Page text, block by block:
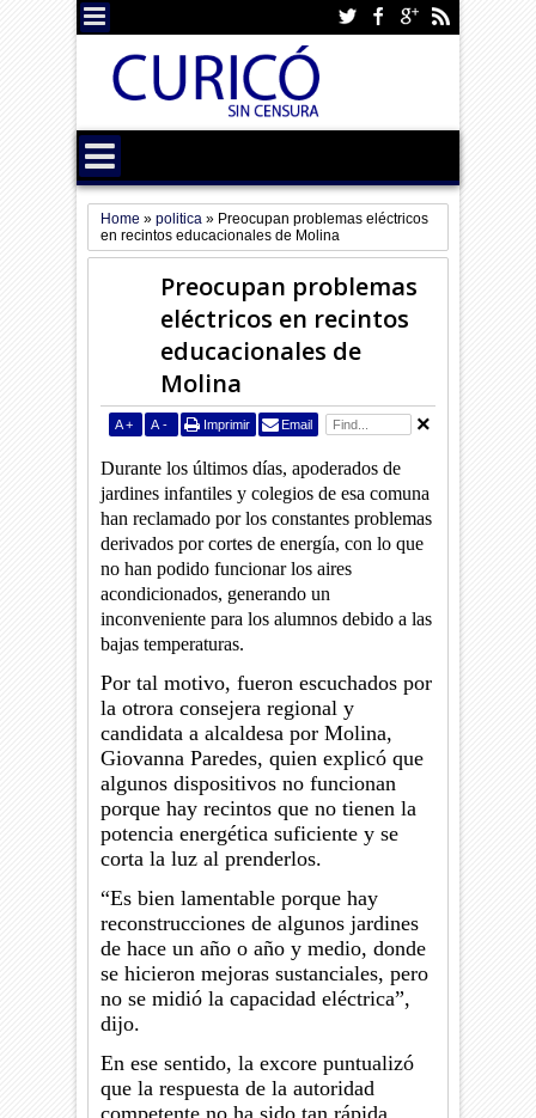
Home »politica » Preocupan problemas eléctricos
en recintos educacionales de Molina
Preocupan problemas
eléctricos en recintos
educacionales de
Molina
A + A - Imprimir Email
Durante los últimos días, apoderados de
jardines infantiles y colegios de esa comuna
han reclamado por los constantes problemas
derivados por cortes de energía, con lo que
no han podido funcionar los aires
acondicionados, generando un
inconveniente para los alumnos debido a las
bajas temperaturas.
Por tal motivo, fueron escuchados por
la otrora consejera regional y
candidata a alcaldesa por Molina,
Giovanna Paredes, quien explicó que
algunos dispositivos no funcionan
porque hay recintos que no tienen la
potencia energética suficiente y se
corta la luz al prenderlos.
“Es bien lamentable porque hay
reconstrucciones de algunos jardines
de hace un año o año y medio, donde
se hicieron mejoras sustanciales, pero
no se midió la capacidad eléctrica”,
dijo.
En ese sentido, la excore puntualizó
que la respuesta de la autoridad
competente no ha sido tan rápida